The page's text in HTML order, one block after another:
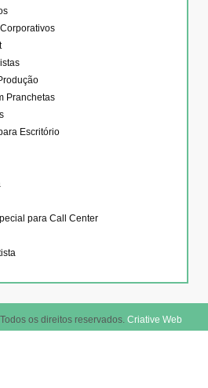
Pranchetas
Escritório
para Call Center
os direitos reservados. Criative Web